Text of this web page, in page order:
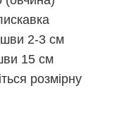
2-3 см
15 см
розмірну